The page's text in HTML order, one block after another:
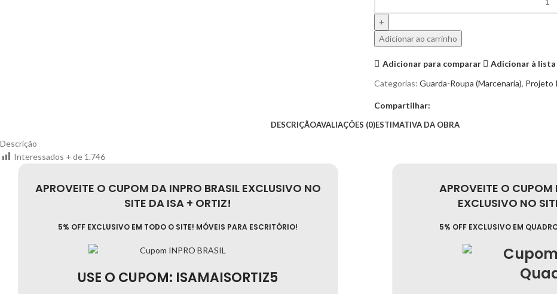
Adicionar ao carrinho
Adicionar para comparar
Adicionar à lista
Categorias: Guarda-Roupa (Marcenaria), Projeto
Compartilhar:
DESCRIÇÃOAVALIAÇÕES (0)ESTIMATIVA DA OBRA
Descrição
Interessados + de 1.746
APROVEITE O CUPOM DA INPRO BRASIL EXCLUSIVO NO
SITE DA ISA + ORTIZ!
5% OFF EXCLUSIVO EM TODO O SITE! MÓVEIS PARA ESCRITÓRIO!
USE O CUPOM: ISAMAISORTIZ5
APROVEITE O
EXCLUSIVO NO
5% OFF EXCLUSIVO EM